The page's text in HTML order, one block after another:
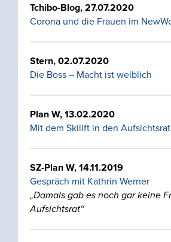
Tchibo-Blog, 27.07.2020
Corona und die Frauen im
Stern, 02.07.2020
Die Boss – Macht ist weiblich
Plan W, 13.02.2020
Mit dem Skilift in den Aufsichtsrat
SZ-Plan W, 14.11.2019
Gespräch mit Kathrin Werner
„Damals gab es noch gar keine
Aufsichtsrat“